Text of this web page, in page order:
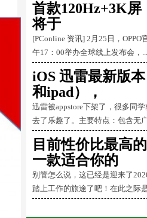
首款120Hz+3K屏
将于
[PConline 资讯] 2月25日，
午17：00举办全球线上发布会，...
iOS 迅雷最新版
和ipad），
迅雷被appstore下架了，很多同
去了乐趣了。主要特点：包含无
目前性价比最高
一款适合你的
别管怎么说，这已经是迎来了
踏上工作的旅途了吧！在此之际